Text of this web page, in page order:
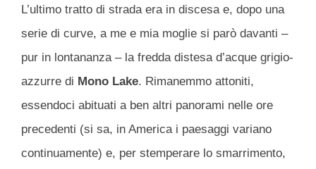
L’ultimo tratto di strada era in discesa e, dopo una
serie di curve, a me e mia moglie si parò davanti –
pur in lontananza – la fredda distesa d’acque grigio-
azzurre di Mono Lake. Rimanemmo attoniti,
essendoci abituati a ben altri panorami nelle ore
precedenti (si sa, in America i paesaggi variano
continuamente) e, per stemperare lo smarrimento,